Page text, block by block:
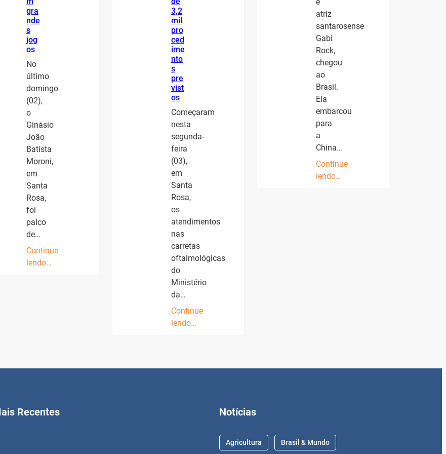
gra
nde
s
jog
os
No
último
domingo
(02),
o
Ginásio
João
Batista
Moroni,
em
Santa
Rosa,
foi
palco
de…
Continue
lendo…
3,2
mil
pro
ced
ime
nto
s
pre
vist
os
Começaram
nesta
segunda-
feira
(03),
em
Santa
Rosa,
os
atendimentos
nas
carretas
oftalmológicas
do
Ministério
da…
Continue
lendo…
e
atriz
santarosense
Gabi
Rock,
chegou
ao
Brasil.
Ela
embarcou
para
a
China…
Continue
lendo…
Recentes Notícias
Agricultura Brasil & Mundo